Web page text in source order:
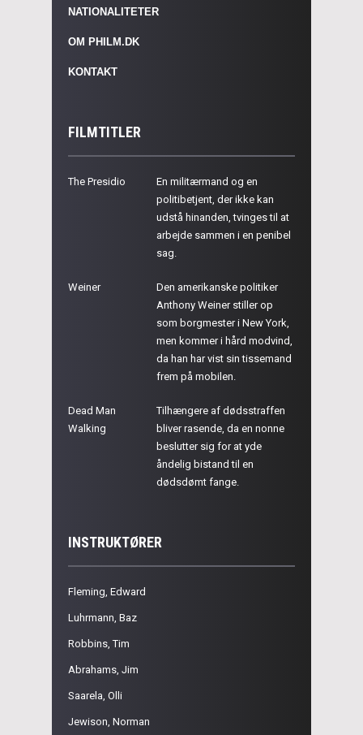
NATIONALITETER
OM PHILM.DK
KONTAKT
FILMTITLER
The Presidio
En militærmand og en
politibetjent, der ikke kan
udstå hinanden, tvinges til at
arbejde sammen i en penibel
sag.
Weiner
Den amerikanske politiker
Anthony Weiner stiller op
som borgmester i New York,
men kommer i hård modvind,
da han har vist sin tissemand
frem på mobilen.
Dead Man
Walking
Tilhængere af dødsstraffen
bliver rasende, da en nonne
beslutter sig for at yde
åndelig bistand til en
dødsdømt fange.
INSTRUKTØRER
Fleming, Edward
Luhrmann, Baz
Robbins, Tim
Abrahams, Jim
Saarela, Olli
Jewison, Norman